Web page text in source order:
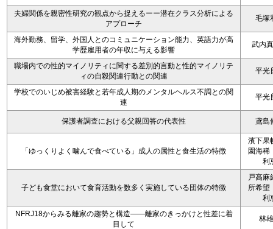
夫婦関係を親密性研究の観点から捉えるーー潜在クラス分析による
アプローチ
毛塚
海外勤務、留学、外国人とのコミュニケーション能力、英語力が高
学歴雇用者の年収に与える影響
武内
職場内での性的マイノリティに関する差別的言動と性的マイノリテ
ィの自殺関連行動との関連
平光
学校でのいじめ被害経験と若年成人期のメンタルヘルス不調との関
連
平光
保護者調査における父親回答の代表性 鳶島
「ゆっくりよく噛んで食べている」成人の属性と食生活の特徴
濱下果
園海稀
利
子ども食堂において食育活動を数多く実施している団体の特徴
戸高麻
所希望
利
NFRJ18からみる離家の趨勢と構造――離家のきっかけと性差に着
目して
林